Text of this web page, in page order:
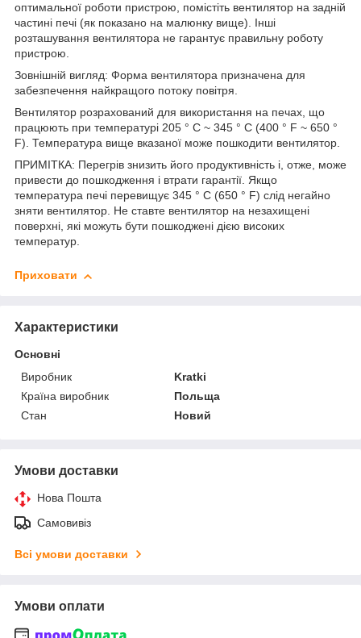
оптимальної роботи пристрою, помістіть вентилятор на задній
частині печі (як показано на малюнку вище). Інші
розташування вентилятора не гарантує правильну роботу
пристрою.
Зовнішній вигляд: Форма вентилятора призначена для
забезпечення найкращого потоку повітря.
Вентилятор розрахований для використання на печах, що
працюють при температурі 205 ° C ~ 345 ° С (400 ° F ~ 650 °
F). Температура вище вказаної може пошкодити вентилятор.
ПРИМІТКА: Перегрів знизить його продуктивність і, отже, може
привести до пошкодження і втрати гарантії. Якщо
температура печі перевищує 345 ° C (650 ° F) слід негайно
зняти вентилятор. Не ставте вентилятор на незахищені
поверхні, які можуть бути пошкоджені дією високих
температур.
Приховати
Характеристики
Основні
Виробник
Kratki
Країна виробник
Польща
Стан
Новий
Умови доставки
Нова Пошта
Самовивіз
Всі умови доставки
Умови оплати